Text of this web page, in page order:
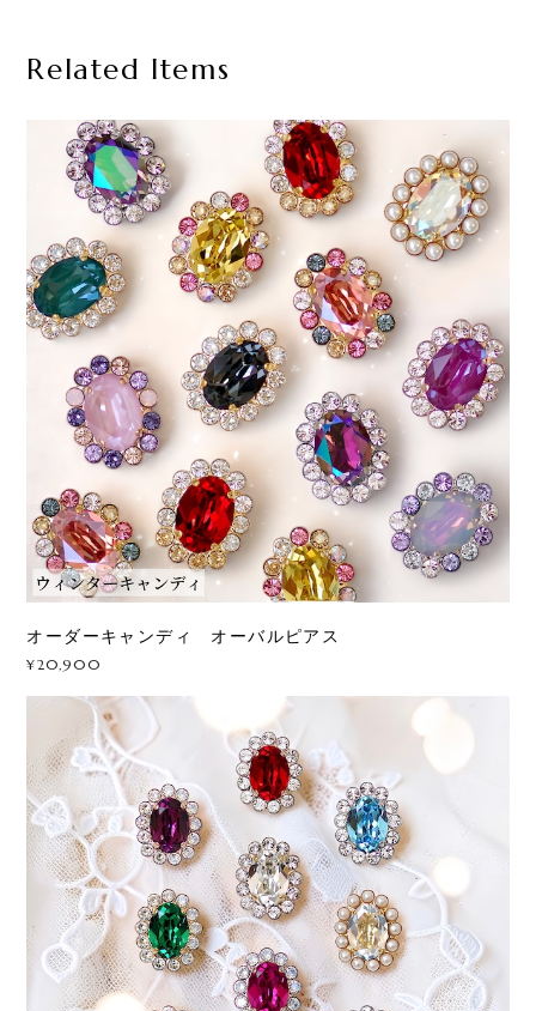
Related Items
オーダーキャンディ オーバルピアス
¥20,900